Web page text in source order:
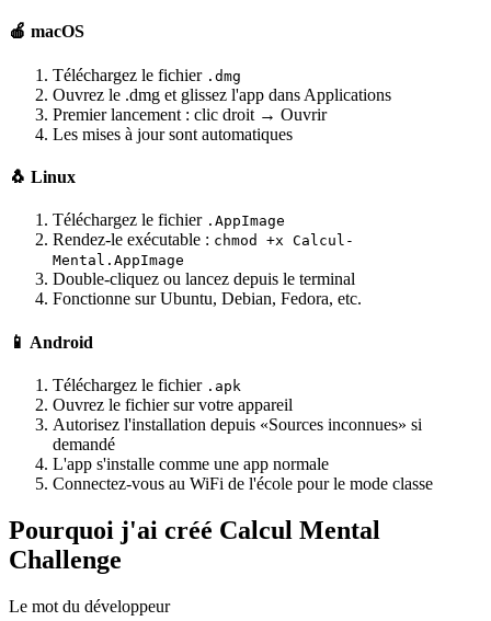
🍎 macOS
Téléchargez le fichier .dmg
Ouvrez le .dmg et glissez l'app dans Applications
Premier lancement : clic droit → Ouvrir
Les mises à jour sont automatiques
🐧 Linux
Téléchargez le fichier .AppImage
Rendez-le exécutable : chmod +x Calcul-
Mental.AppImage
Double-cliquez ou lancez depuis le terminal
Fonctionne sur Ubuntu, Debian, Fedora, etc.
📱 Android
Téléchargez le fichier .apk
Ouvrez le fichier sur votre appareil
Autorisez l'installation depuis «Sources inconnues» si
demandé
L'app s'installe comme une app normale
Connectez-vous au WiFi de l'école pour le mode classe
Pourquoi j'ai créé Calcul Mental
Challenge
Le mot du développeur